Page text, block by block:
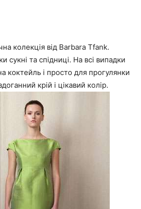
колекція від Barbara Tfank.
сукні та спідниці. На всі випадки
коктейль і просто для прогулянки
крій і цікавий колір.